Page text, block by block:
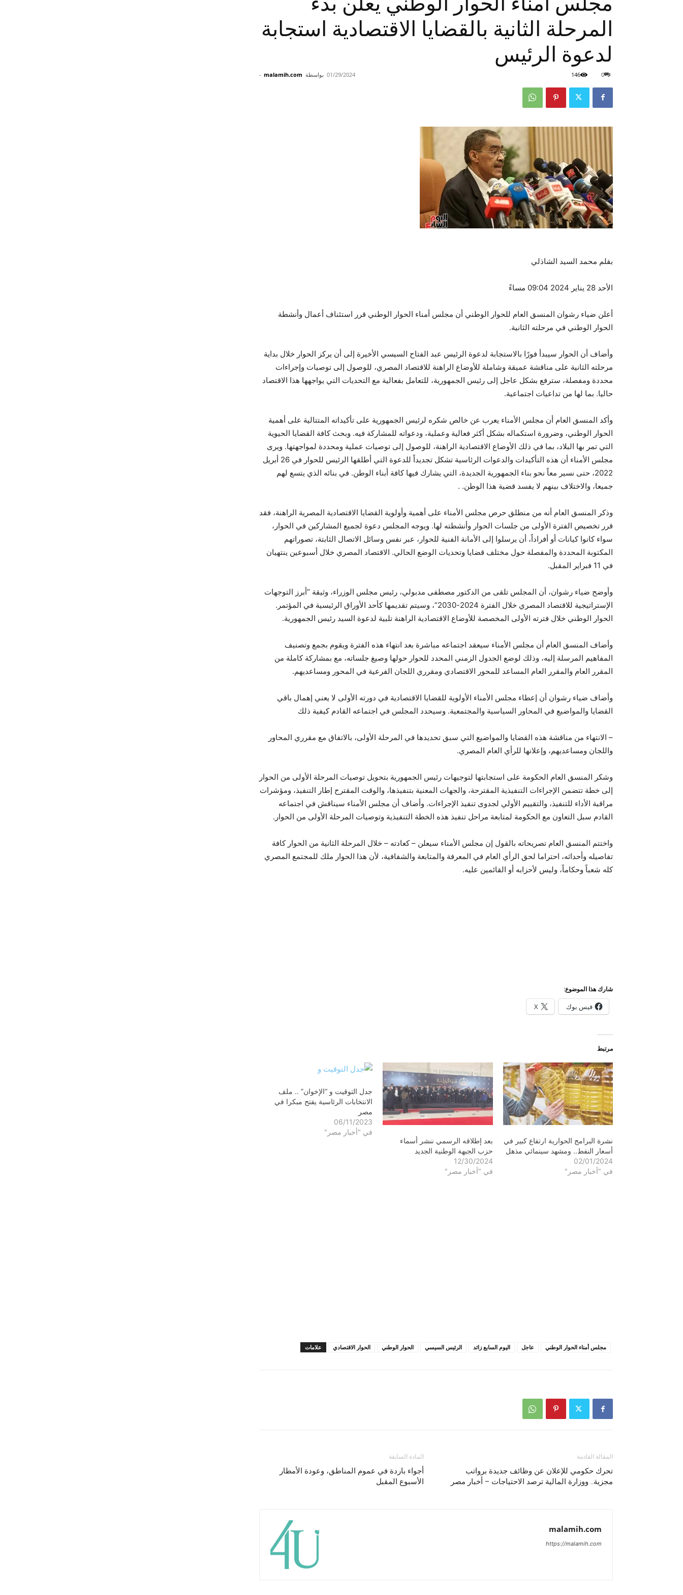
المرحلة الثانية بالقضايا الاقتصادية استجابة
لدعوة الرئيس
بواسطة malamih.com
- 01/29/2024 0
146
بقلم محمد السيد الشاذلي
الأحد 28 يناير 2024 09:04 مساءً
أعلن ضياء رشوان المنسق العام للحوار الوطني أن مجلس أمناء الحوار الوطني قرر استئناف أعمال وأنشطة
الحوار الوطني في مرحلته الثانية.
وأضاف أن الحوار سيبدأ فورًا بالاستجابة لدعوة الرئيس عبد الفتاح السيسي الأخيرة إلى أن يركز الحوار خلال بداية
مرحلته الثانية على مناقشة عميقة وشاملة للأوضاع الراهنة للاقتصاد المصري، للوصول إلى توصيات وإجراءات
محددة ومفصلة، ​​سترفع بشكل عاجل إلى رئيس الجمهورية، للتعامل بفعالية مع التحديات التي يواجهها هذا الاقتصاد
حاليا. بما لها من تداعيات اجتماعية.
وأكد المنسق العام أن مجلس الأمناء يعرب عن خالص شكره لرئيس الجمهورية على تأكيداته المتتالية على أهمية
الحوار الوطني، وضرورة استكماله بشكل أكثر فعالية وعملية، ودعواته للمشاركة فيه. وبحث كافة القضايا الحيوية
التي تمر بها البلاد، بما في ذلك الأوضاع الاقتصادية الراهنة، للوصول إلى توصيات عملية ومحددة لمواجهتها. ويرى
مجلس الأمناء أن هذه التأكيدات والدعوات الرئاسية تشكل تجديداً للدعوة التي أطلقها الرئيس للحوار في 26 أبريل
2022، حتى نسير معاً نحو بناء الجمهورية الجديدة، التي يشارك فيها كافة أبناء الوطن. في بنائه الذي يتسع لهم
جميعا، والاختلاف بينهم لا يفسد قضية هذا الوطن. .
وذكر المنسق العام أنه من منطلق حرص مجلس الأمناء على أهمية وأولوية القضايا الاقتصادية المصرية الراهنة، فقد
قرر تخصيص الفترة الأولى من جلسات الحوار وأنشطته لها. ويوجه المجلس دعوة لجميع المشاركين في الحوار،
سواء كانوا كيانات أو أفراداً، أن يرسلوا إلى الأمانة الفنية للحوار، عبر نفس وسائل الاتصال الثابتة، تصوراتهم
المكتوبة المحددة والمفصلة حول مختلف قضايا وتحديات الوضع الحالي. الاقتصاد المصري خلال أسبوعين ينتهيان
في 11 فبراير المقبل.
وأوضح ضياء رشوان، أن المجلس تلقى من الدكتور مصطفى مدبولي، رئيس مجلس الوزراء، وثيقة “أبرز التوجهات
الإستراتيجية للاقتصاد المصري خلال الفترة 2024-2030”، وسيتم تقديمها كأحد الأوراق الرئيسية في المؤتمر.
الحوار الوطني خلال فترته الأولى المخصصة للأوضاع الاقتصادية الراهنة تلبية لدعوة السيد رئيس الجمهورية.
وأضاف المنسق العام أن مجلس الأمناء سيعقد اجتماعه مباشرة بعد انتهاء هذه الفترة ويقوم بجمع وتصنيف
المفاهيم المرسلة إليه، وذلك لوضع الجدول الزمني المحدد للحوار حولها وصيغ جلساته، مع بمشاركة كاملة من
المقرر العام والمقرر العام المساعد للمحور الاقتصادي ومقرري اللجان الفرعية في المحور ومساعديهم.
وأضاف ضياء رشوان أن إعطاء مجلس الأمناء الأولوية للقضايا الاقتصادية في دورته الأولى لا يعني إهمال باقي
القضايا والمواضيع في المحاور السياسية والمجتمعية. وسيحدد المجلس في اجتماعه القادم كيفية ذلك
– الانتهاء من مناقشة هذه القضايا والمواضيع التي سبق تحديدها في المرحلة الأولى، بالاتفاق مع مقرري المحاور
واللجان ومساعديهم، وإعلانها للرأي العام المصري.
وشكر المنسق العام الحكومة على استجابتها لتوجيهات رئيس الجمهورية بتحويل توصيات المرحلة الأولى من الحوار
إلى خطة تتضمن الإجراءات التنفيذية المقترحة، والجهات المعنية بتنفيذها، والوقت المقترح إطار التنفيذ، ومؤشرات
مراقبة الأداء للتنفيذ، والتقييم الأولي لجدوى تنفيذ الإجراءات. وأضاف أن مجلس الأمناء سيناقش في اجتماعه
القادم سبل التعاون مع الحكومة لمتابعة مراحل تنفيذ هذه الخطة التنفيذية وتوصيات المرحلة الأولى من الحوار.
واختتم المنسق العام تصريحاته بالقول إن مجلس الأمناء سيعلن – كعادته – خلال المرحلة الثانية من الحوار كافة
تفاصيله وأحداثه، احتراما لحق الرأي العام في المعرفة والمتابعة والشفافية، لأن هذا الحوار ملك للمجتمع المصري
كله شعباً وحكاماً، وليس لأحزابه أو القائمين عليه.
شارك هذا الموضوع:
فيس بوك X
مرتبط
نشرة البرامج الحوارية ارتفاع كبير في
أسعار النفط.. ومشهد سينمائي مذهل
02/01/2024
في "أخبار مصر"
بعد إطلاقه الرسمي ننشر أسماء
حزب الجبهة الوطنية الجديد
12/30/2024
في "أخبار مصر"
جدل التوقيت و “الإخوان” .. ملف
الانتخابات الرئاسية يفتح مبكرا في
مصر
06/11/2023
في "أخبار مصر"
علامات الحوار الاقتصادي الحوار الوطني الرئيس السيسي اليوم السابع زائد عاجل مجلس أمناء الحوار الوطني
المادة السابقة
أجواء باردة في عموم المناطق، وعودة الأمطار
الأسبوع المقبل
المقالة القادمة
تحرك حكومي للإعلان عن وظائف جديدة برواتب
مجزية.. ووزارة المالية ترصد الاحتياجات – أخبار مصر
malamih.com
https://malamih.com